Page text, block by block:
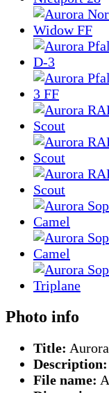
Photo info
Title:
Description:
File name: